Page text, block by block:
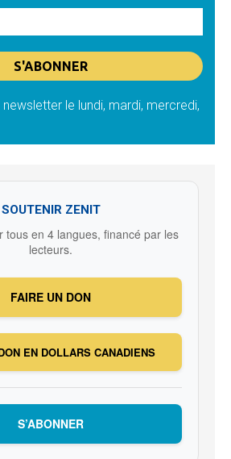
le lundi, mardi, mercredi,
SOUTENIR ZENIT
tous en 4 langues, financé par les
lecteurs.
FAIRE UN DON
EN DOLLARS CANADIENS
S’ABONNER